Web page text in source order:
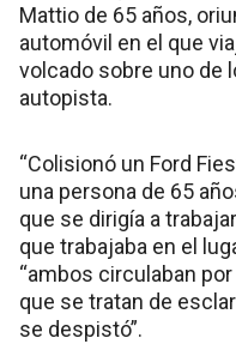
Mattio de 65 años,
automóvil en el que
volcado sobre uno de
autopista.
“Colisionó un Ford
una persona de 65
que se dirigía a
que trabajaba en el
“ambos circulaban
que se tratan de
se despistó”.